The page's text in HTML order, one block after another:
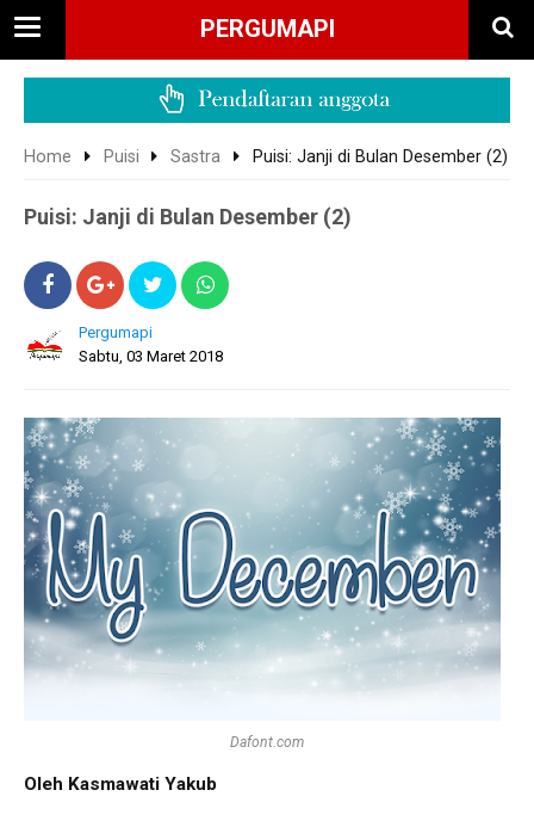
PERGUMAPI
Home Puisi Sastra Puisi: Janji di Bulan Desember (2)
Puisi: Janji di Bulan Desember (2)
Pergumapi
Sabtu, 03 Maret 2018
Dafont.com
Oleh Kasmawati Yakub